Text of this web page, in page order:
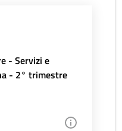
- Servizi e
- 2° trimestre